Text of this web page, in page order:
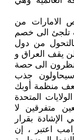
الامارات من
تلجئ الى خصم
من دول
يقف العراق و
الى حصة
سيحاولون جذب
منظمة أوبك
المتحدة
متفرقين لا
الإشادة بقرار
اعتبر ، إن